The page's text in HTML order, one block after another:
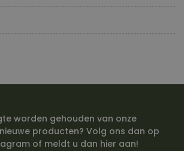
worden gehouden van onze
producten? Volg ons dan op
of meldt u dan hier aan!